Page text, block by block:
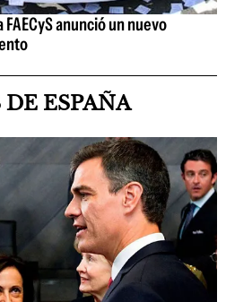
anunció un nuevo
ESPAÑA